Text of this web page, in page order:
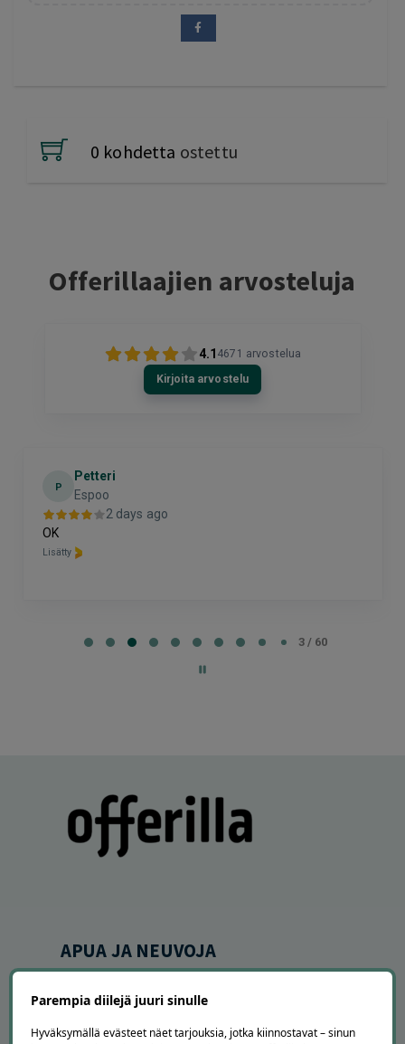
0 kohdetta ostettu
Offerillaajien arvosteluja
4.1 4671 arvostelua
Kirjoita arvostelu
P
Petteri
Espoo
2 days ago
OK
Lisätty
3 / 60
APUA JA NEUVOJA
Asiakaspalvelu
Usein kysytyt kysymykset
Parempia diilejä juuri sinulle
Hyväksymällä evästeet näet tarjouksia, jotka kiinnostavat – sinun